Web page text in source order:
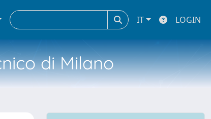
IT LOGIN
di Milano